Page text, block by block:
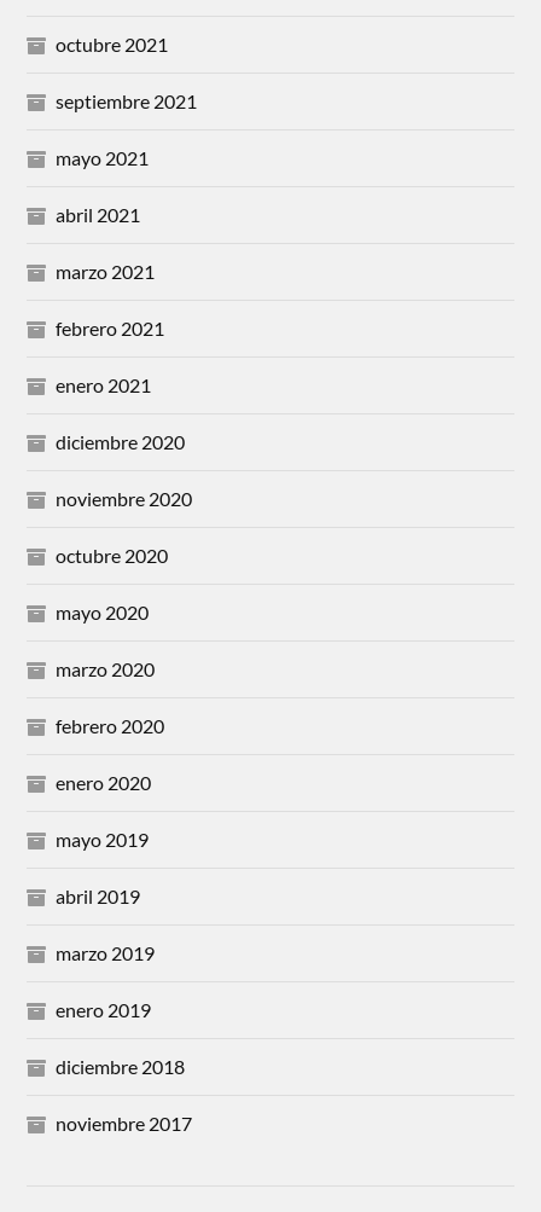
octubre 2021
septiembre 2021
mayo 2021
abril 2021
marzo 2021
febrero 2021
enero 2021
diciembre 2020
noviembre 2020
octubre 2020
mayo 2020
marzo 2020
febrero 2020
enero 2020
mayo 2019
abril 2019
marzo 2019
enero 2019
diciembre 2018
noviembre 2017